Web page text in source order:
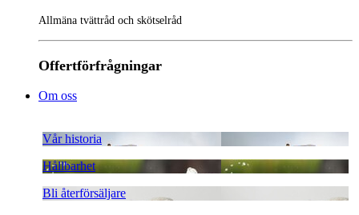
Allmäna tvättråd och skötselråd
Offertförfrågningar
Om oss
Vår historia
Hållbarhet
Bli återförsäljare